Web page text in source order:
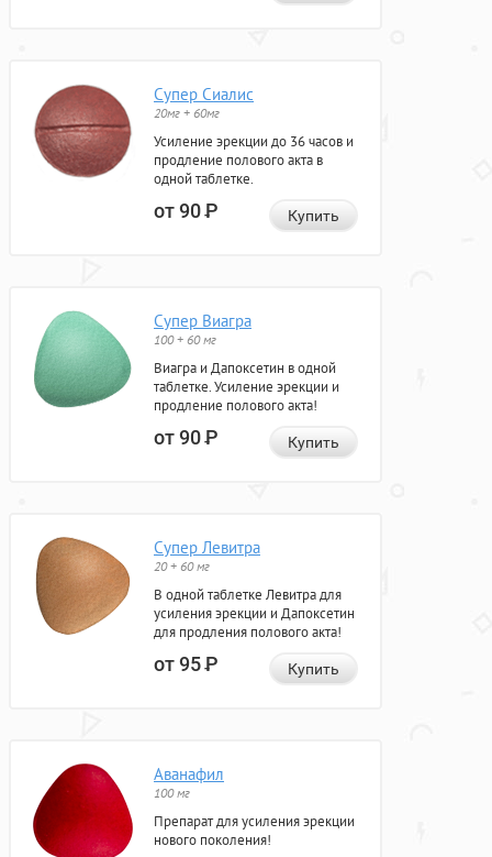
Супер Сиалис
20мг + 60мг
Усиление эрекции до 36 часов и
продление полового акта в
одной таблетке.
от 90Р Купить
Супер Виагра
100 + 60 мг
Виагра и Дапоксетин в одной
таблетке. Усиление эрекции и
продление полового акта!
от 90Р Купить
Супер Левитра
20 + 60 мг
В одной таблетке Левитра для
усиления эрекции и Дапоксетин
для продления полового акта!
от 95Р Купить
Аванафил
100 мг
Препарат для усиления эрекции
нового поколения!